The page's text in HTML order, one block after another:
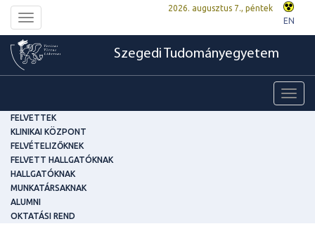
Toggle
navigation
2026. augusztus 7., péntek
EN
Szegedi Tudományegyetem
FELVETTEK
KLINIKAI KÖZPONT
FELVÉTELIZŐKNEK
FELVETT HALLGATÓKNAK
HALLGATÓKNAK
MUNKATÁRSAKNAK
ALUMNI
OKTATÁSI REND